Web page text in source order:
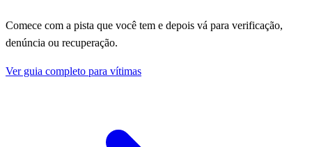
Comece com a pista que você tem e depois vá para verificação,
denúncia ou recuperação.
Ver guia completo para vítimas